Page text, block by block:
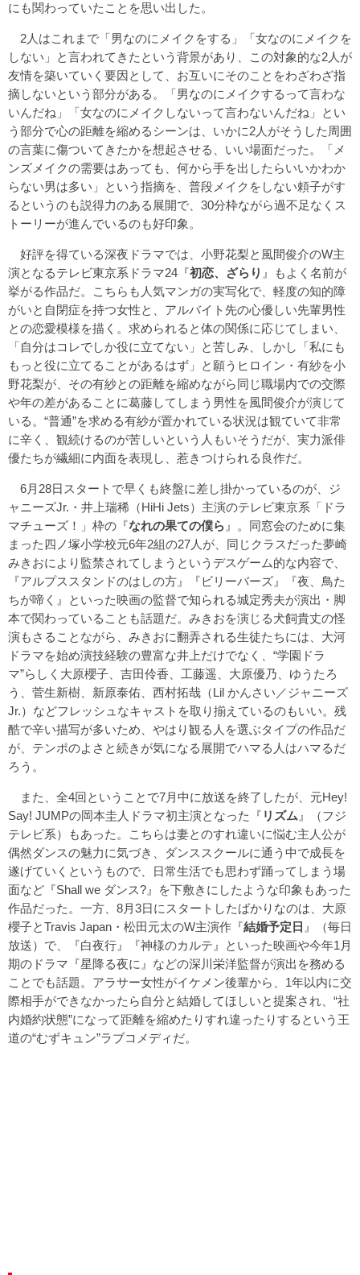
にも関わっていたことを思い出した。
2人はこれまで「男なのにメイクをする」「女なのにメイクを
しない」と言われてきたという背景があり、この対象的な2人が
友情を築いていく要因として、お互いにそのことをわざわざ指
摘しないという部分がある。「男なのにメイクするって言わな
いんだね」「女なのにメイクしないって言わないんだね」とい
う部分で心の距離を縮めるシーンは、いかに2人がそうした周囲
の言葉に傷ついてきたかを想起させる、いい場面だった。「メ
ンズメイクの需要はあっても、何から手を出したらいいかわか
らない男は多い」という指摘を、普段メイクをしない頼子がす
るというのも説得力のある展開で、30分枠ながら過不足なくス
トーリーが進んでいるのも好印象。
好評を得ている深夜ドラマでは、小野花梨と風間俊介のW主
演となるテレビ東京系ドラマ24『初恋、ざらり 』もよく名前が
挙がる作品だ。こちらも人気マンガの実写化で、軽度の知的障
がいと自閉症を持つ女性と、アルバイト先の心優しい先輩男性
との恋愛模様を描く。求められると体の関係に応じてしまい、
「自分はコレでしか役に立てない」と苦しみ、しかし「私にも
もっと役に立てることがあるはず」と願うヒロイン・有紗を小
野花梨が、その有紗との距離を縮めながら同じ職場内での交際
や年の差があることに葛藤してしまう男性を風間俊介が演じて
いる。“普通”を求める有紗が置かれている状況は観ていて非常
に辛く、観続けるのが苦しいという人もいそうだが、実力派俳
優たちが繊細に内面を表現し、惹きつけられる良作だ。
6月28日スタートで早くも終盤に差し掛かっているのが、ジ
ャニーズJr.・井上瑞稀（HiHi Jets）主演のテレビ東京系「ドラ
マチューズ！」枠の『なれの果ての僕ら 』。同窓会のために集
まった四ノ塚小学校元6年2組の27人が、同じクラスだった夢崎
みきおにより監禁されてしまうというデスゲーム的な内容で、
『アルプススタンドのはしの方』『ビリーバーズ』『夜、鳥た
ちが啼く』といった映画の監督で知られる城定秀夫が演出・脚
本で関わっていることも話題だ。みきおを演じる犬飼貴丈の怪
演もさることながら、みきおに翻弄される生徒たちには、大河
ドラマを始め演技経験の豊富な井上だけでなく、“学園ドラ
マ”らしく大原櫻子、吉田伶香、工藤遥、大原優乃、ゆうたろ
う、菅生新樹、新原泰佑、西村拓哉（Lil かんさい／ジャニーズ
Jr.）などフレッシュなキャストを取り揃えているのもいい。残
酷で辛い描写が多いため、やはり観る人を選ぶタイプの作品だ
が、テンポのよさと続きが気になる展開でハマる人はハマるだ
ろう。
また、全4回ということで7月中に放送を終了したが、元Hey!
Say! JUMPの岡本圭人ドラマ初主演となった『 リズム 』（フジ
テレビ系）もあった。こちらは妻とのすれ違いに悩む主人公が
偶然ダンスの魅力に気づき、ダンススクールに通う中で成長を
遂げていくというもので、日常生活でも思わず踊ってしまう場
面など『Shall we ダンス?』を下敷きにしたような印象もあった
作品だった。一方、8月3日にスタートしたばかりなのは、大原
櫻子とTravis Japan・松田元太のW主演作『結婚予定日 』（毎日
放送）で、『白夜行』『神様のカルテ』といった映画や今年1月
期のドラマ『星降る夜に』などの深川栄洋監督が演出を務める
ことでも話題。アラサー女性がイケメン後輩から、1年以内に交
際相手ができなかったら自分と結婚してほしいと提案され、“社
内婚約状態”になって距離を縮めたりすれ違ったりするという王
道の“むずキュン”ラブコメディだ。